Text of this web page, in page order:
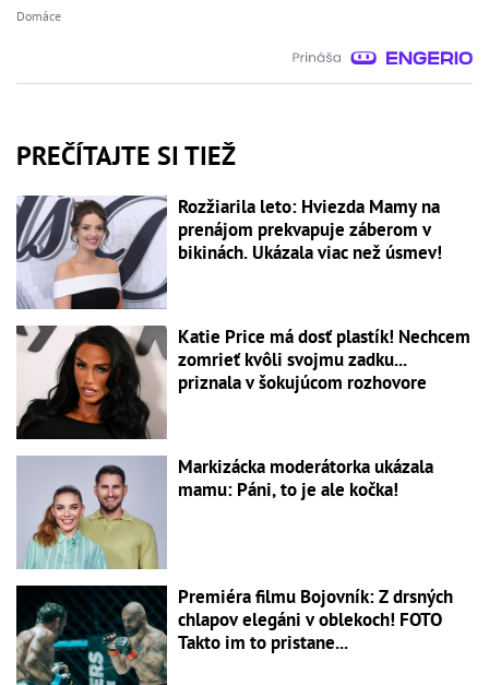
Domáce
PREČÍTAJTE SI TIEŽ
Rozžiarila leto: Hviezda Mamy na
prenájom prekvapuje záberom v
bikinách. Ukázala viac než úsmev!
Katie Price má dosť plastík! Nechcem
zomrieť kvôli svojmu zadku...
priznala v šokujúcom rozhovore
Markizácka moderátorka ukázala
mamu: Páni, to je ale kočka!
Premiéra filmu Bojovník: Z drsných
chlapov elegáni v oblekoch! FOTO
Takto im to pristane...